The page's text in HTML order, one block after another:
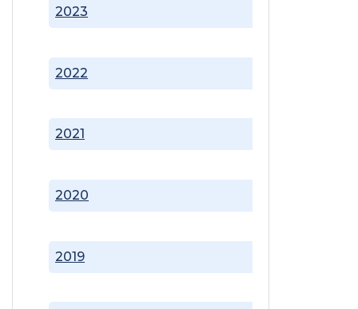
2019
2020
2021
2022
2023